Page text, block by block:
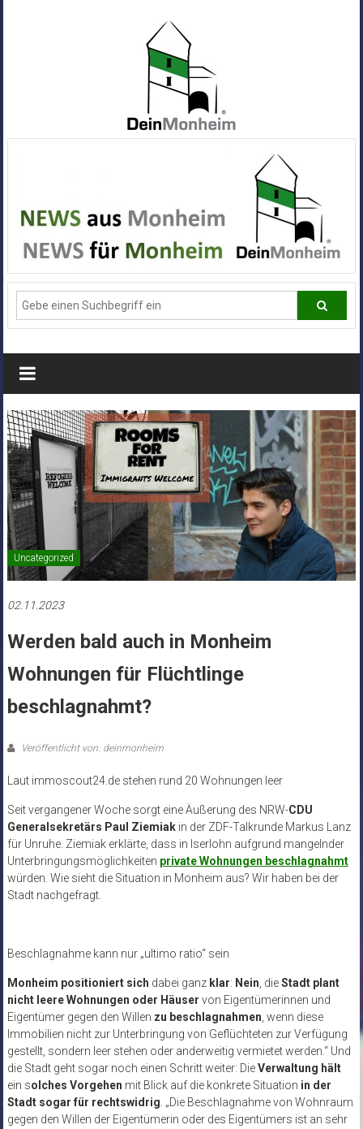
Alle
News
aus
Deiner
Stadt
Monheim
Uncategorized
02.11.2023
Werden bald auch in Monheim
Wohnungen für Flüchtlinge
beschlagnahmt?
Veröffentlicht von: deinmonheim
Laut immoscout24.de stehen rund 20 Wohnungen leer
Seit vergangener Woche sorgt eine Äußerung des NRW-CDU
Generalsekretärs Paul Ziemiakin der ZDF-Talkrunde Markus Lanz
für Unruhe. Ziemiak erklärte, dass in Iserlohn aufgrund mangelnder
Unterbringungsmöglichkeiten private Wohnungen beschlagnahmt
würden. Wie sieht die Situation in Monheim aus? Wir haben bei der
Stadt nachgefragt.
Beschlagnahme kann nur „ultimo ratio“ sein
Monheim positioniert sich dabei ganz klar: Nein , dieStadt plant
nicht leere Wohnungen oder Häuser von Eigentümerinnen und
Eigentümer gegen den Willen zu beschlagnahmen , wenn diese
Immobilien nicht zur Unterbringung von Geflüchteten zur Verfügung
gestellt, sondern leer stehen oder anderweitig vermietet werden.“ Und
die Stadt geht sogar noch einen Schritt weiter: DieVerwaltung hält
ein solches Vorgehen mit Blick auf die konkrete Situation in der
Stadt sogar für rechtswidrig . „Die Beschlagnahme von Wohnraum
gegen den Willen der Eigentümerin oder des Eigentümers ist an sehr